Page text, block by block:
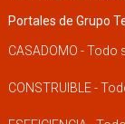
Portales de Grupo
CASADOMO -
CONSTRUIBLE -